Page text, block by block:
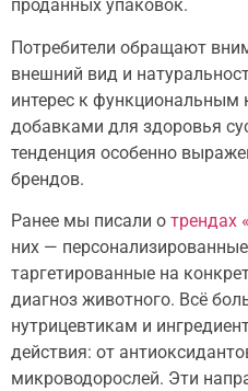
проданных упаковок.
Потребители обращают
внешний вид и
интерес к
добавками для здоровья
тенденция особенно
брендов.
Ранее мы писали о трендах
них —
таргетированные на
диагноз животного. Всё
нутрицевтикам и
действия: от
микроводорослей. Эти